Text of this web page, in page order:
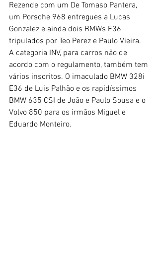
Rezende com um De Tomaso Pantera,
um Porsche 968 entregues a Lucas
Gonzalez e ainda dois BMWs E36
tripulados por Teo Perez e Paulo Vieira.
A categoria INV, para carros não de
acordo com o regulamento, também tem
vários inscritos. O imaculado BMW 328i
E36 de Luis Palhão e os rapidíssimos
BMW 635 CSI de João e Paulo Sousa e o
Volvo 850 para os irmãos Miguel e
Eduardo Monteiro.